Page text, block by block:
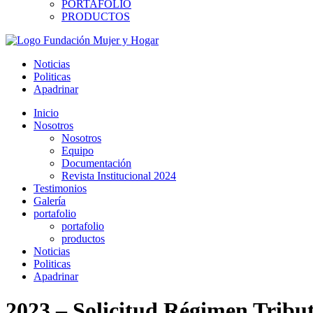
PORTAFOLIO
PRODUCTOS
Noticias
Politicas
Apadrinar
Inicio
Nosotros
Nosotros
Equipo
Documentación
Revista Institucional 2024
Testimonios
Galería
portafolio
portafolio
productos
Noticias
Politicas
Apadrinar